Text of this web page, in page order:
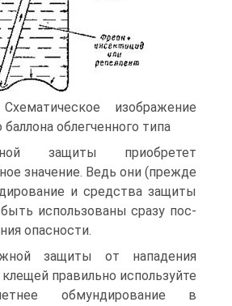
изображение
баллона облегченного типа
защиты приобретет
зна­чение. Ведь они (прежде
и сред­ства защиты
использованы сразу пос­
опасности.
защиты от нападения
правильно используйте
обмунди­рование в